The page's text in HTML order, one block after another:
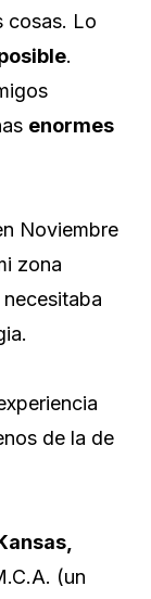
cosas. Lo
.
enormes
Noviembre
zona
de la de
(un